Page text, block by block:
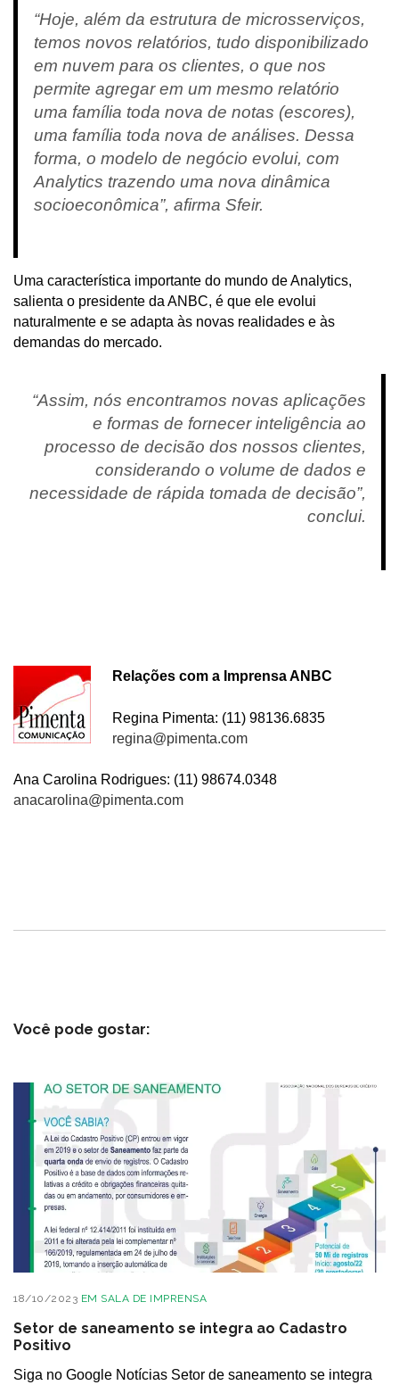
“Hoje, além da estrutura de microsserviços,
temos novos relatórios, tudo disponibilizado
em nuvem para os clientes, o que nos
permite agregar em um mesmo relatório
uma família toda nova de notas (escores),
uma família toda nova de análises. Dessa
forma, o modelo de negócio evolui, com
Analytics trazendo uma nova dinâmica
socioeconômica”, afirma Sfeir.
Uma característica importante do mundo de Analytics,
salienta o presidente da ANBC, é que ele evolui
naturalmente e se adapta às novas realidades e às
demandas do mercado.
“Assim, nós encontramos novas aplicações
e formas de fornecer inteligência ao
processo de decisão dos nossos clientes,
considerando o volume de dados e
necessidade de rápida tomada de decisão”,
conclui.
Relações com a Imprensa ANBC
Regina Pimenta: (11) 98136.6835
regina@pimenta.com
Ana Carolina Rodrigues: (11) 98674.0348
anacarolina@pimenta.com
Você pode gostar:
18/10/2023 EM SALA DE IMPRENSA
Setor de saneamento se integra ao Cadastro
Positivo
Siga no Google Notícias Setor de saneamento se integra